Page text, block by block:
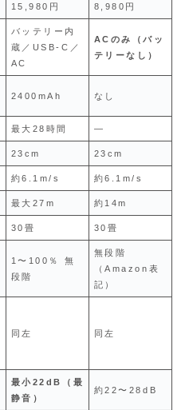
15,980円 8,980円
バッテリー内
蔵／USB‑C／
AC
ACのみ（バッ
テリーなし）
2400mAh なし
最大28時間 ―
23cm 23cm
約6.1m/s 約6.1m/s
最大27m 約14m
30畳 30畳
1〜100％ 無
段階
無段階
（Amazon表
記）
同左 同左
最小22dB（最
静音）
約22〜28dB